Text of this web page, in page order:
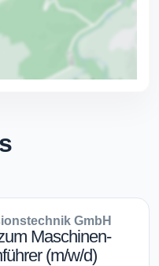
GmbH
Maschinen-
(m/w/d)